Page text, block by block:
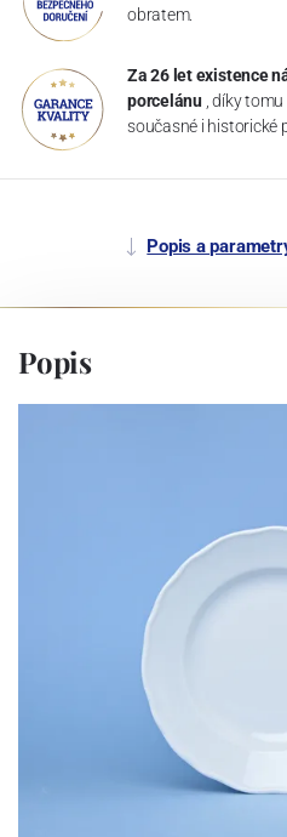
obratem.
Za 26 let existence
porcelánu , díky
současné i historické
Popis a
Popis